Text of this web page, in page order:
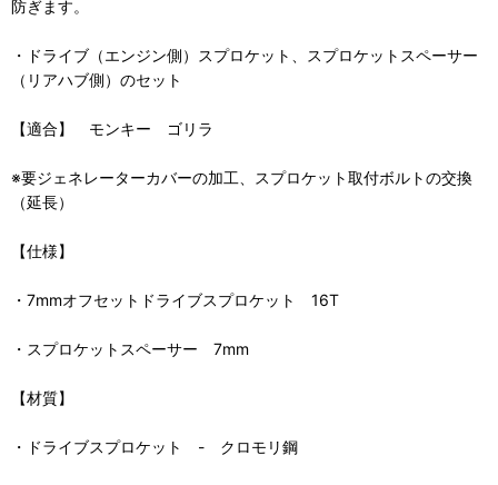
防ぎます。
・ドライブ（エンジン側）スプロケット、スプロケットスペーサー
（リアハブ側）のセット
【適合】 モンキー ゴリラ
※要ジェネレーターカバーの加工、スプロケット取付ボルトの交換
（延長）
【仕様】
・7mmオフセットドライブスプロケット 16T
・スプロケットスペーサー 7mm
【材質】
・ドライブスプロケット - クロモリ鋼